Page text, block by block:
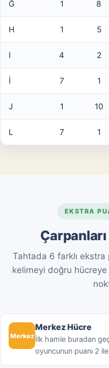
Ğ 1 8
H 1 5
I 4 2
İ 7 1
J 1 10
L 7 1
EKSTRA
Tahtada 6 farklı ekstra
kelimeyi doğru
Merkez
Merkez Hücre
İlk hamle buradan
oyuncunun puanı 2 ile